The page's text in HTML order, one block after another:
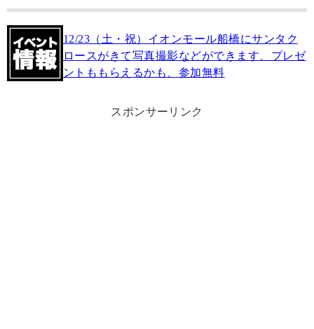
12/23（土・祝）イオンモール船橋にサンタク
ロースがきて写真撮影などができます、プレゼ
ントももらえるかも、参加無料
スポンサーリンク